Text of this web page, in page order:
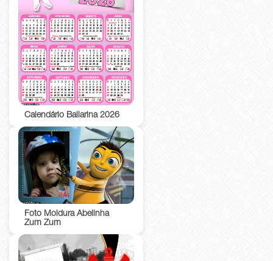
Calendário Bailarina 2026
Foto Moldura Abelinha
Zum Zum